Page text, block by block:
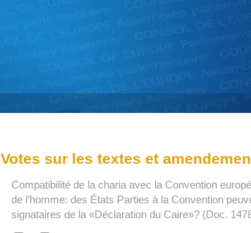
Votes sur les textes et
Compatibilité de la charia avec la Convention
de l’homme: des États Parties à la Convention
signataires de la «Déclaration du Caire»? (Doc.